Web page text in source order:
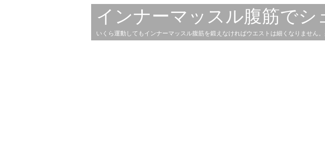
インナーマッスル腹筋でシ
いくら運動してもインナーマッスル腹筋を鍛えなければウエストは細くなりません